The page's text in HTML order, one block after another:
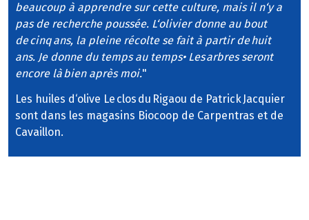
beaucoup à apprendre sur cette culture, mais il n‘y a
pas de recherche poussée. L‘olivier donne au bout
de cinq ans, la pleine récolte se fait à partir de huit
ans. Je donne du temps au temps• Les arbres seront
encore là bien après moi."
Les huiles d‘olive Le clos du Rigaou de Patrick Jacquier
sont dans les magasins Biocoop de Carpentras et de
Cavaillon.